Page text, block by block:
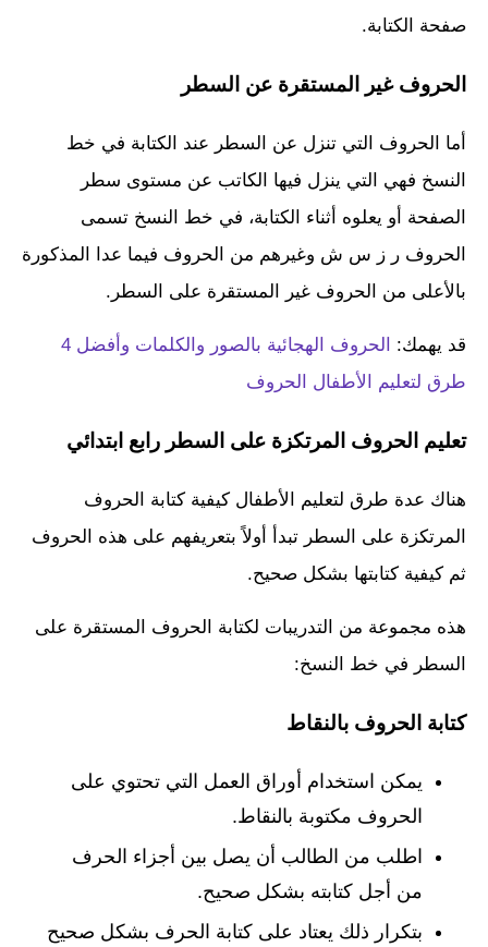
صفحة الكتابة.
الحروف غير المستقرة عن السطر
أما الحروف التي تنزل عن السطر عند الكتابة في خط
النسخ فهي التي ينزل فيها الكاتب عن مستوى سطر
الصفحة أو يعلوه أثناء الكتابة، في خط النسخ تسمى
الحروف ر ز س ش وغيرهم من الحروف فيما عدا المذكورة
بالأعلى من الحروف غير المستقرة على السطر.
قد يهمك:
الحروف الهجائية بالصور والكلمات وأفضل 4
طرق لتعليم الأطفال الحروف
تعليم الحروف المرتكزة على السطر رابع ابتدائي
هناك عدة طرق لتعليم الأطفال كيفية كتابة الحروف
المرتكزة على السطر تبدأ أولاً بتعريفهم على هذه الحروف
ثم كيفية كتابتها بشكل صحيح.
هذه مجموعة من التدريبات لكتابة الحروف المستقرة على
السطر في خط النسخ:
كتابة الحروف بالنقاط
يمكن استخدام أوراق العمل التي تحتوي على
الحروف مكتوبة بالنقاط.
اطلب من الطالب أن يصل بين أجزاء الحرف
من أجل كتابته بشكل صحيح.
بتكرار ذلك يعتاد على كتابة الحرف بشكل صحيح